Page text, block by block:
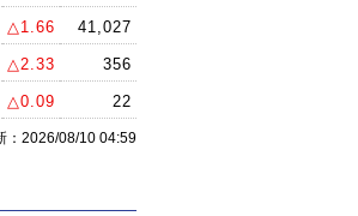
△1.66 41,027
△2.33 356
△0.09 22
：2026/08/10 04:59